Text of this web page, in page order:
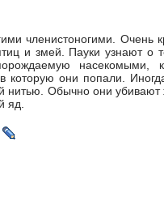
членистоногими. Очень
и змей. Пауки узнают о
насекомыми,
которую они попали.
нитью. Обычно они убивают
яд.